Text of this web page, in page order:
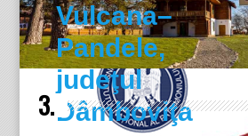
Vulcana–
Pandele,
judeţul
Dâmboviţa
3.